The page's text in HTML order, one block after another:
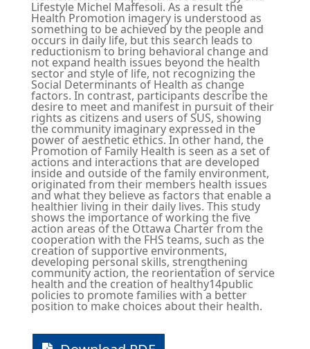
Lifestyle Michel Maffesoli. As a result the
Health Promotion imagery is understood as
something to be achieved by the people and
occurs in daily life, but this search leads to
reductionism to bring behavioral change and
not expand health issues beyond the health
sector and style of life, not recognizing the
Social Determinants of Health as change
factors. In contrast, participants describe the
desire to meet and manifest in pursuit of their
rights as citizens and users of SUS, showing
the community imaginary expressed in the
power of aesthetic ethics. In other hand, the
Promotion of Family Health is seen as a set of
actions and interactions that are developed
inside and outside of the family environment,
originated from their members health issues
and what they believe as factors that enable a
healthier living in their daily lives. This study
shows the importance of working the five
action areas of the Ottawa Charter from the
cooperation with the FHS teams, such as the
creation of supportive environments,
developing personal skills, strengthening
community action, the reorientation of service
health and the creation of healthy14public
policies to promote families with a better
position to make choices about their health.